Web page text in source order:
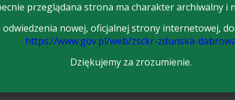
przeglądana strona ma charakter archiwalny i
odwiedzenia nowej, oficjalnej strony internetowej,
https://www.gov.pl/web/zsckr-zdunska-
Dziękujemy za zrozumienie.